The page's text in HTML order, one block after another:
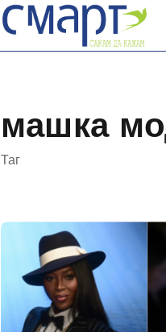
машка
Таг